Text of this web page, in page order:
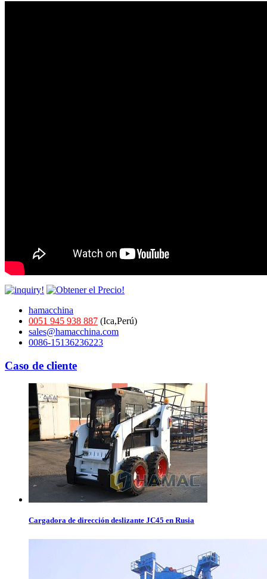
hamacchina
0051 945 938 887 (Ica,Perú)
sales@hamacchina.com
0086-15136236223
Caso de cliente
Cargadora de dirección deslizante JC45 en Rusia